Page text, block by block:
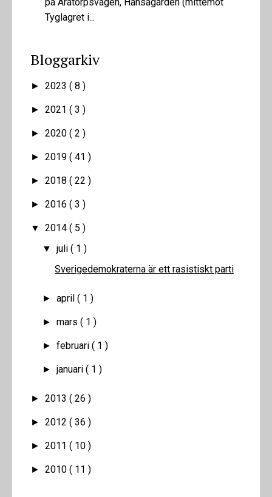
på Aratorpsvägen, Hansagården (mittemot
Tyglagret i...
Bloggarkiv
► 2023 ( 8 )
► 2021 ( 3 )
► 2020 ( 2 )
► 2019 ( 41 )
► 2018 ( 22 )
► 2016 ( 3 )
▼ 2014 ( 5 )
▼juli( 1 )
Sverigedemokraterna är ett rasistiskt parti
►april( 1 )
►mars( 1 )
►februari( 1 )
►januari( 1 )
► 2013 ( 26 )
► 2012 ( 36 )
► 2011 ( 10 )
► 2010 ( 11 )